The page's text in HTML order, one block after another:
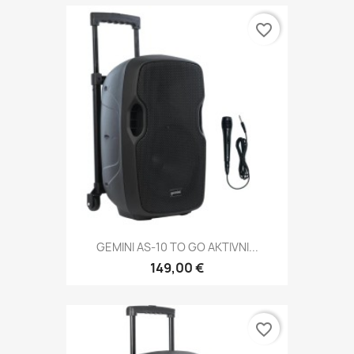
GEMINI AS-10 TO GO AKTIVNI...
149,00 €
favorite_border
favorite_border